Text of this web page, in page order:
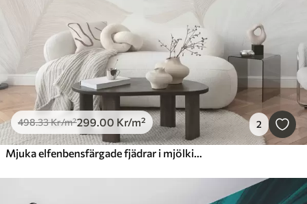
498.33Kr/m²299.00 Kr/m² 2
Mjuka elfenbensfärgade fjädrar i mjölkiga beige toner